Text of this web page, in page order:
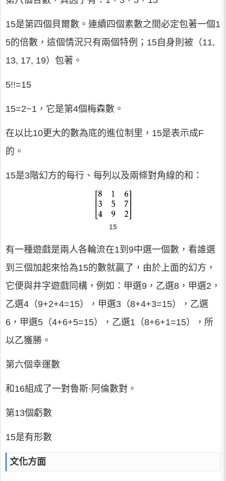
15是第四個貝爾數。連續四個素數之間必定包著一個1
5的倍數，這個情況只有兩個特例；15自身則被（11,
13, 17, 19）包著。
5!!=15
15=2−1，它是第4個梅森數。
在以比10更大的數為底的進位制里，15是表示成F
的。
15是3階幻方的每行、每列以及兩條對角線的和：
15
有一種遊戲是兩人各輪流在1到9中選一個數，看誰選
到三個加起來恰為15的數就贏了，由於上面的幻方，
它便與井字遊戲同構，例如：甲選9，乙選8，甲選2，
乙選4（9+2+4=15），甲選3（8+4+3=15），乙選
6，甲選5（4+6+5=15），乙選1（8+6+1=15），所
以乙獲勝。
第六個幸運數
和16組成了一對魯斯·阿倫數對。
第13個虧數
15是有形數
文化方面